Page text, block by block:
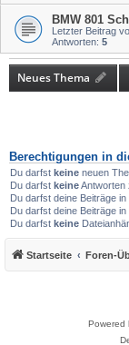
BMW 801
Letzter Beitrag
Antworten: 5
Neues Thema
Berechtigungen in
Du darfst keine neuen
Du darfst keineAntworten
Du darfst deine Beiträge
Du darfst deine Beiträge
Du darfst keine
Startseite Foren-
Powered